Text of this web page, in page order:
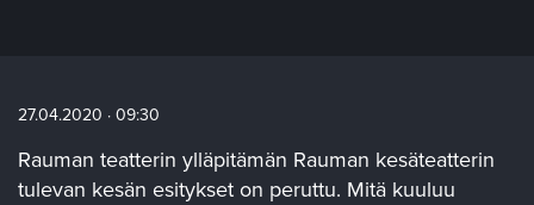
27.04.2020 · 09:30
Rauman teatterin ylläpitämän Rauman kesäteatterin
tulevan kesän esitykset on peruttu. Mitä kuuluu